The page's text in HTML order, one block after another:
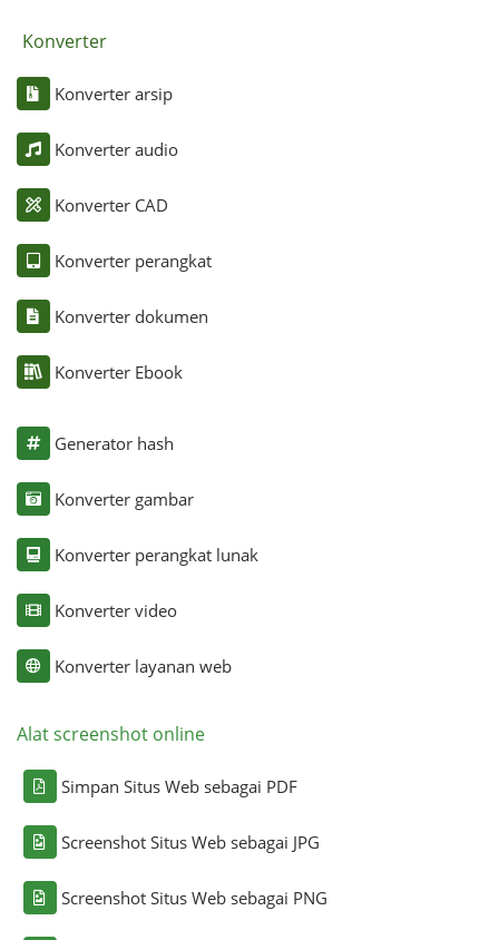
Konverter
Konverter arsip
Konverter audio
Konverter CAD
Konverter perangkat
Konverter dokumen
Konverter Ebook
Generator hash
Konverter gambar
Konverter perangkat lunak
Konverter video
Konverter layanan web
Alat screenshot online
Simpan Situs Web sebagai PDF
Screenshot Situs Web sebagai JPG
Screenshot Situs Web sebagai PNG